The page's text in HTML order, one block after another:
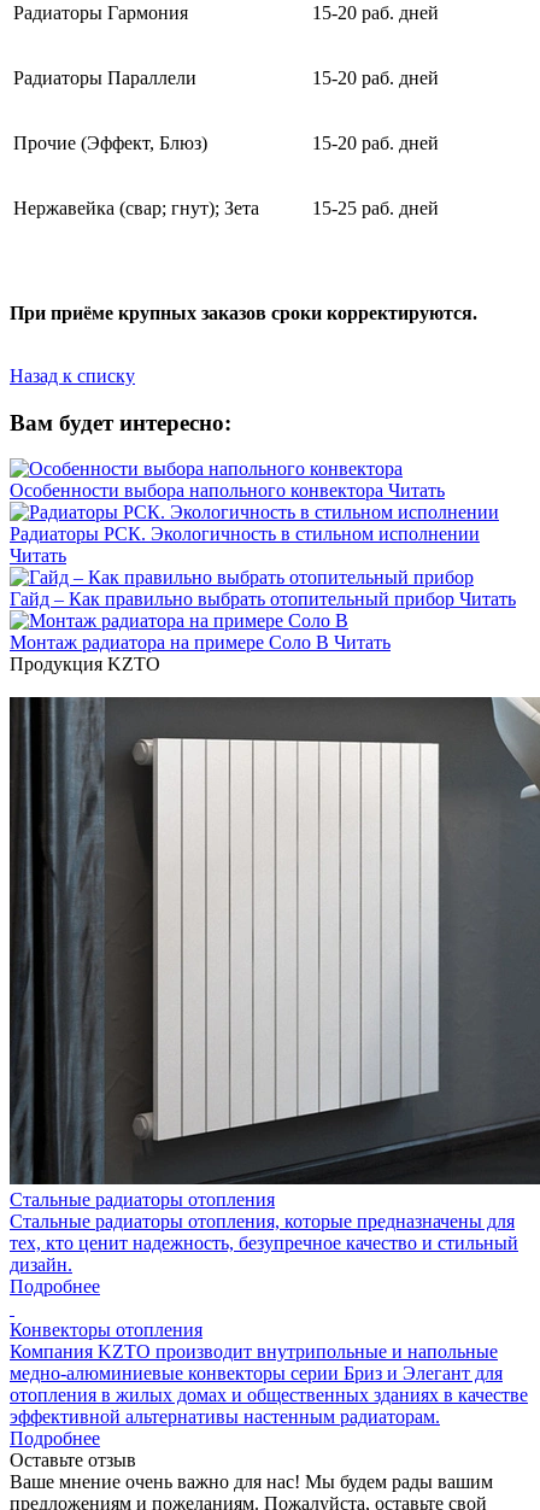
Радиаторы Гармония 15-20 раб. дней
Радиаторы Параллели 15-20 раб. дней
Прочие (Эффект, Блюз) 15-20 раб. дней
Нержавейка (свар; гнут); Зета 15-25 раб. дней
При приёме крупных заказов сроки корректируются.
Назад к списку
Вам будет интересно:
Особенности выбора напольного конвектора Читать
Радиаторы РСК. Экологичность в стильном исполнении
Читать
Гайд – Как правильно выбрать отопительный прибор Читать
Монтаж радиатора на примере Соло В Читать
Продукция KZTO
Стальные радиаторы отопления
Стальные радиаторы отопления, которые предназначены для
тех, кто ценит надежность, безупречное качество и стильный
дизайн.
Подробнее
Конвекторы отопления
Компания KZTO производит внутрипольные и напольные
медно-алюминиевые конвекторы серии Бриз и Элегант для
отопления в жилых домах и общественных зданиях в качестве
эффективной альтернативы настенным радиаторам.
Подробнее
Оставьте отзыв
Ваше мнение очень важно для нас! Мы будем рады вашим
предложениям и пожеланиям. Пожалуйста, оставьте свой